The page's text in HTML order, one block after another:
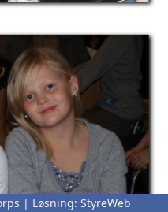
| Løsning: StyreWeb